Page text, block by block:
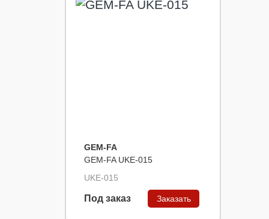
GEM-FA
GEM-FA UKE-015
UKE-015
Под заказ Заказать